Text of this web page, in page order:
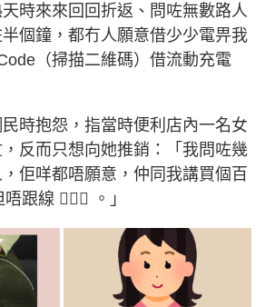
時來來回回折返、問咗無數路人
個鐘，都冇人願意借少少電畀我
（掃描二維碼）借流動充電
時抱怨，指當時便利店內一名女
反而只想向她推銷：「我問咗幾
佢咩都唔願意，仲同我講買個百
跟線 🤦🏻‍♀️ 。」